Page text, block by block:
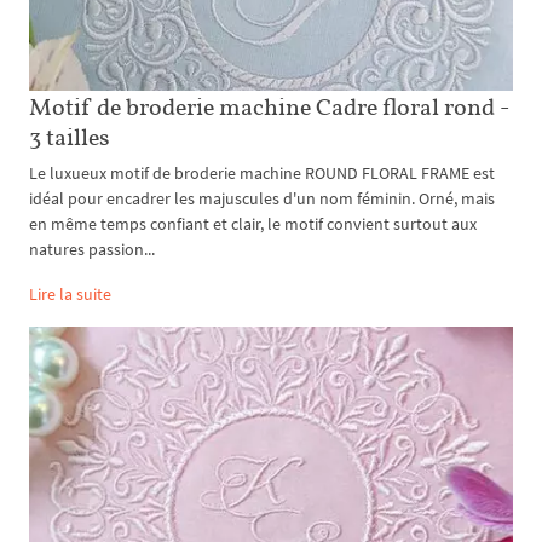
Motif de broderie machine Cadre floral rond -
3 tailles
Le luxueux motif de broderie machine ROUND FLORAL FRAME est
idéal pour encadrer les majuscules d'un nom féminin. Orné, mais
en même temps confiant et clair, le motif convient surtout aux
natures passion...
Lire la suite